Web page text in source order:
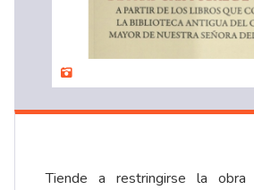
Tiende a restringirse la